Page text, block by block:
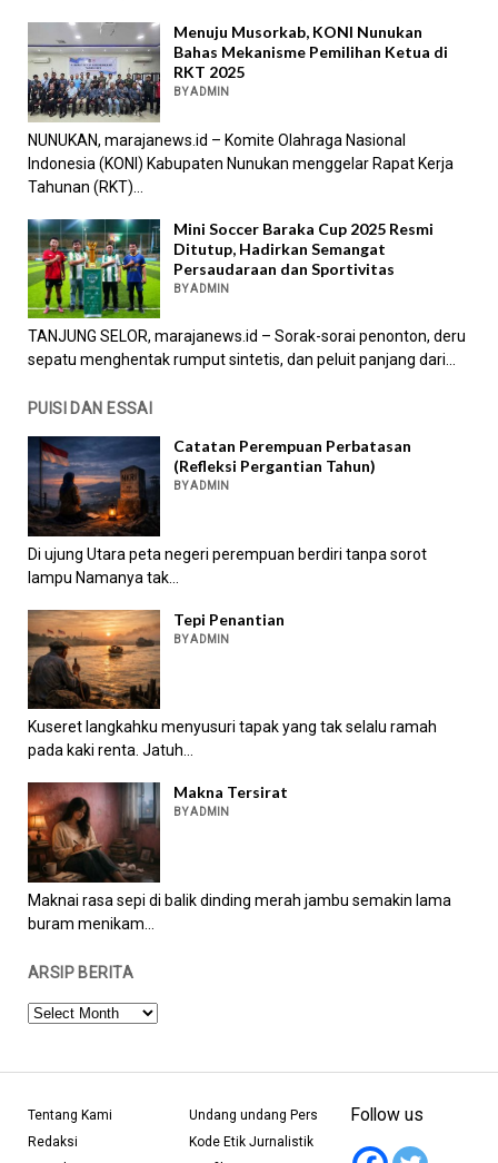
Menuju Musorkab, KONI Nunukan
Bahas Mekanisme Pemilihan Ketua di
RKT 2025
BY ADMIN
NUNUKAN, marajanews.id – Komite Olahraga Nasional
Indonesia (KONI) Kabupaten Nunukan menggelar Rapat Kerja
Tahunan (RKT)...
Mini Soccer Baraka Cup 2025 Resmi
Ditutup, Hadirkan Semangat
Persaudaraan dan Sportivitas
BY ADMIN
TANJUNG SELOR, marajanews.id – Sorak-sorai penonton, deru
sepatu menghentak rumput sintetis, dan peluit panjang dari...
PUISI DAN ESSAI
Catatan Perempuan Perbatasan
(Refleksi Pergantian Tahun)
BY ADMIN
Di ujung Utara peta negeri perempuan berdiri tanpa sorot
lampu Namanya tak...
Tepi Penantian
BY ADMIN
Kuseret langkahku menyusuri tapak yang tak selalu ramah
pada kaki renta. Jatuh...
Makna Tersirat
BY ADMIN
Maknai rasa sepi di balik dinding merah jambu semakin lama
buram menikam...
ARSIP BERITA
ARSIP
Tentang Kami
Redaksi
Undang undang Pers
Kode Etik Jurnalistik
Follow us